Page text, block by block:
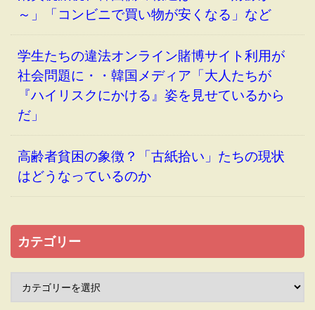
～」「コンビニで買い物が安くなる」など
学生たちの違法オンライン賭博サイト利用が
社会問題に・・韓国メディア「大人たちが
『ハイリスクにかける』姿を見せているから
だ」
高齢者貧困の象徴？「古紙拾い」たちの現状
はどうなっているのか
カテゴリー